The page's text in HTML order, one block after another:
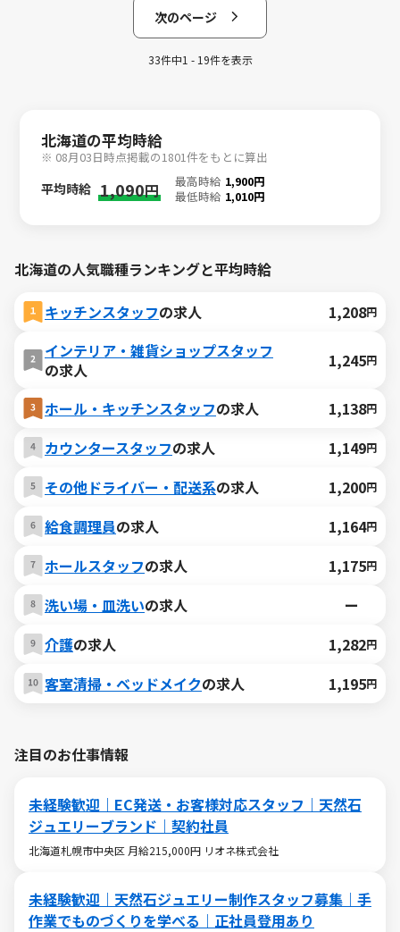
次のページ
33件中1 - 19件を表示
北海道の平均時給
※ 08月03日時点掲載の1801件をもとに算出
平均時給 1,090円 最高時給 1,900円
最低時給 1,010円
北海道の人気職種ランキングと平均時給
キッチンスタッフの求人 1,208円
インテリア・雑貨ショップスタッフ
の求人
1,245円
ホール・キッチンスタッフの求人 1,138円
カウンタースタッフの求人 1,149円
その他ドライバー・配送系の求人 1,200円
給食調理員の求人 1,164円
ホールスタッフの求人 1,175円
洗い場・皿洗いの求人
ー
介護の求人 1,282円
客室清掃・ベッドメイクの求人 1,195円
注目のお仕事情報
未経験歓迎｜EC発送・お客様対応スタッフ｜天然石
ジュエリーブランド｜契約社員
北海道札幌市中央区 月給215,000円 リオネ株式会社
未経験歓迎｜天然石ジュエリー制作スタッフ募集｜手
作業でものづくりを学べる｜正社員登用あり